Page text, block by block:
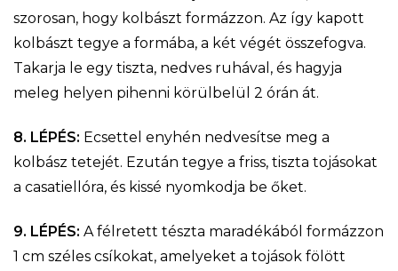
szorosan, hogy kolbászt formázzon. Az így kapott
kolbászt tegye a formába, a két végét összefogva.
Takarja le egy tiszta, nedves ruhával, és hagyja
meleg helyen pihenni körülbelül 2 órán át.
8. LÉPÉS: Ecsettel enyhén nedvesítse meg a
kolbász tetejét. Ezután tegye a friss, tiszta tojásokat
a casatiellóra, és kissé nyomkodja be őket.
9. LÉPÉS: A félretett tészta maradékából formázzon
1 cm széles csíkokat, amelyeket a tojások fölött